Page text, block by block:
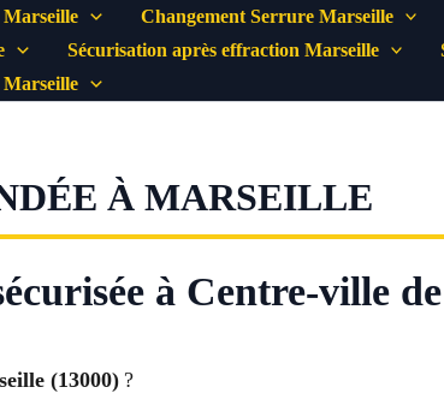
Changement Serrure Marseille
Sécurisation après effraction Marseille
À MARSEILLE
à Centre-ville
(13000) ?